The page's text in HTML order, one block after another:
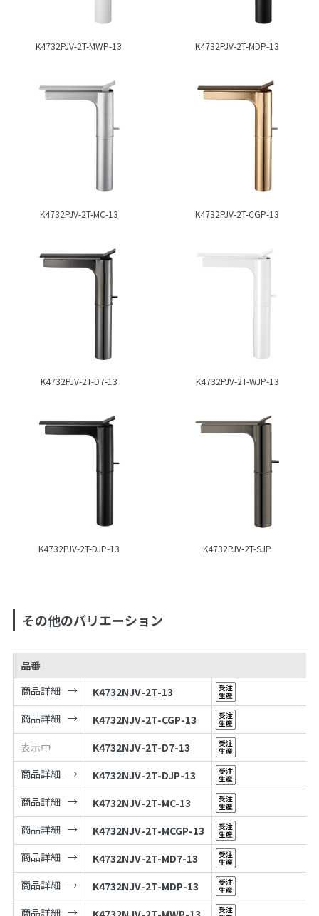
K4732PJV-2T-MWP-13 K4732PJV-2T-MDP-13
K4732PJV-2T-MC-13 K4732PJV-2T-CGP-13
K4732PJV-2T-D7-13 K4732PJV-2T-WJP-13
K4732PJV-2T-DJP-13 K4732PJV-2T-SJP
その他のバリエーション
品番
商品詳細
K4732NJV-2T-13
商品詳細
K4732NJV-2T-CGP-13
表示中
K4732NJV-2T-D7-13
商品詳細
K4732NJV-2T-DJP-13
商品詳細
K4732NJV-2T-MC-13
商品詳細
K4732NJV-2T-MCGP-13
商品詳細
K4732NJV-2T-MD7-13
商品詳細
K4732NJV-2T-MDP-13
商品詳細